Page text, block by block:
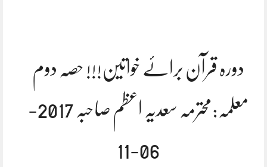
دورہ قرآن برائے خواتین!!! حصہ دوم
معلمہ:محترمہ سعدیہ اعظم صاحبہ 2017-
06-11